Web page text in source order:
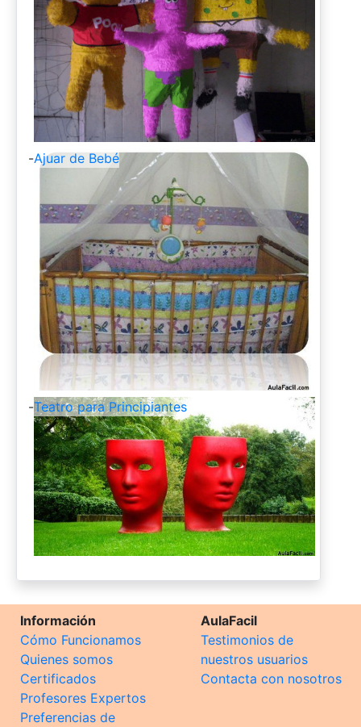
-Ajuar de Bebé
-Teatro para Principiantes
Información
Cómo Funcionamos
Quienes somos
Certificados
Profesores Expertos
Preferencias de
AulaFacil
Testimonios de
nuestros usuarios
Contacta con nosotros